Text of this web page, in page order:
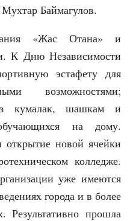
Баймагулов.
«Жас Отана» и
К Дню Независимости
эстафету для
возможностями;
кумалак, шашкам и
на дому.
новой ячейки
колледже.
уже имеются
города и в более
Результативно прошла